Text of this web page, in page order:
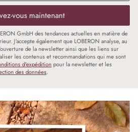
vous maintenant
GmbH des tendances actuelles en matière de
J'accepte également que LOBERON analyse, au
de la newsletter ainsi que les liens sur
les contenus et recommandations qui me sont
d'expédition pour la newsletter et les
des données.